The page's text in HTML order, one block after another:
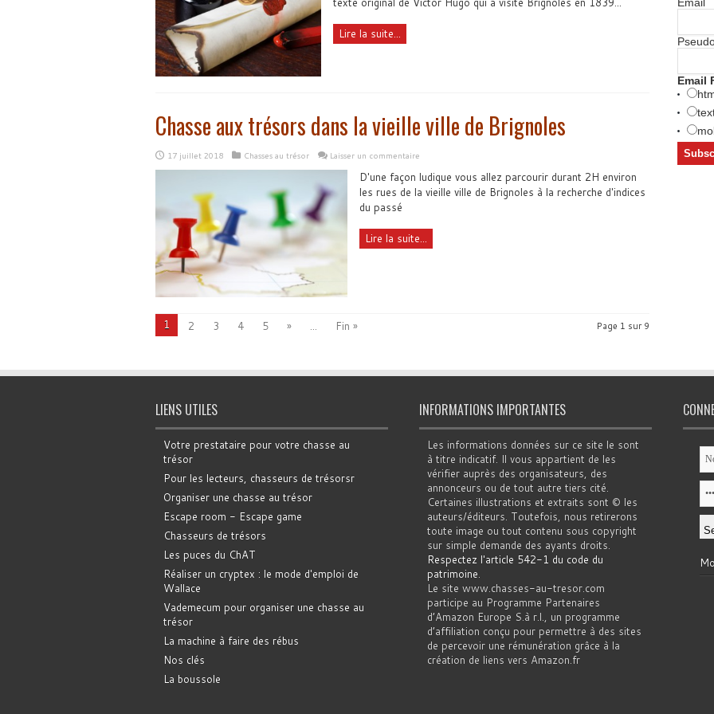
Lire la suite...
Chasse aux trésors dans la vieille ville de Brignoles
17 juillet 2018 Chasses au trésor Laisser un commentaire
D'une façon ludique vous allez parcourir durant 2H environ
les rues de la vieille ville de Brignoles à la recherche d'indices
du passé
Lire la suite...
Page 1 sur 9
1 2 3 4 5 » ... Fin »
Email
LIENS UTILES
Votre prestataire pour votre chasse au
trésor
Pour les lecteurs, chasseurs de trésorsr
Organiser une chasse au trésor
Escape room - Escape game
Chasseurs de trésors
Les puces du ChAT
Réaliser un cryptex : le mode d'emploi de
Wallace
Vademecum pour organiser une chasse au
trésor
La machine à faire des rébus
Nos clés
La boussole
INFORMATIONS IMPORTANTES
Les informations données sur ce site le sont
à titre indicatif. Il vous appartient de les
vérifier auprès des organisateurs, des
annonceurs ou de tout autre tiers cité.
Certaines illustrations et extraits sont © les
auteurs/éditeurs. Toutefois, nous retirerons
toute image ou tout contenu sous copyright
sur simple demande des ayants droits.
Respectez l'article 542-1 du code du
patrimoine.
Le site www.chasses-au-tresor.com
participe au Programme Partenaires
d’Amazon Europe S.à r.l., un programme
d’affiliation conçu pour permettre à des sites
de percevoir une rémunération grâce à la
création de liens vers Amazon.fr